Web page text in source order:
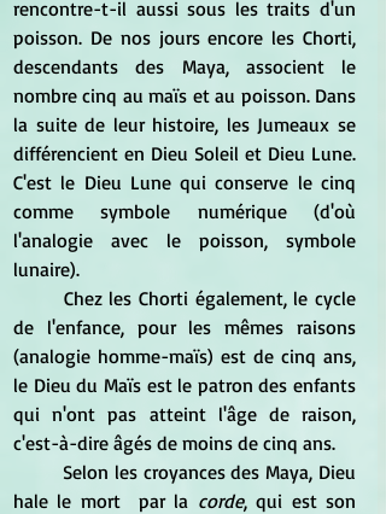
rencontre-t-il aussi sous les traits d'un
poisson. De nos jours encore les Chorti,
descendants des Maya, associent le
nombre cinq au maïs et au poisson. Dans
la suite de leur histoire, les Jumeaux se
différencient en Dieu Soleil et Dieu Lune.
C'est le Dieu Lune qui conserve le cinq
comme symbole numérique (d'où
l'analogie avec le poisson, symbole
lunaire).
de l'enfance, pour les mêmes raisons
(analogie homme-maïs) est de cinq ans,
le Dieu du Maïs est le patron des enfants
qui n'ont pas atteint l'âge de raison,
c'est-à-dire âgés de moins de cinq ans.
hale le mort  par la corde, qui est son